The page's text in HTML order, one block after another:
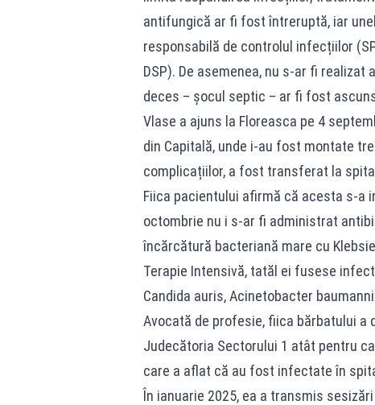
antifungică ar fi fost întreruptă, iar
responsabilă de controlul infecțiilor
DSP). De asemenea, nu s-ar fi
deces – șocul septic – ar fi fost
Vlase a ajuns la Floreasca pe 4
din Capitală, unde i-au fost montate
complicațiilor, a fost transferat la
Fiica pacientului afirmă că acesta s-a
octombrie nu i s-ar fi administrat
încărcătură bacteriană mare cu
Terapie Intensivă, tatăl ei fusese
Candida auris, Acinetobacter
Avocată de profesie, fiica bărbatului a
Judecătoria Sectorului 1 atât pentru
care a aflat că au fost infectate în
În ianuarie 2025, ea a transmis